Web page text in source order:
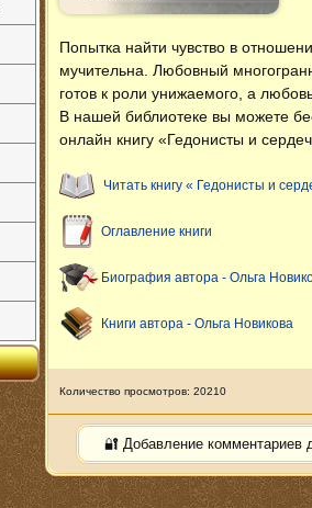
Попытка найти чувство в
мучительна. Любовный
готов к роли унижаемого, а
В нашей библиотеке вы можете
онлайн книгу «Гедонисты и
Читать книгу « Гедонисты и
Оглавление книги
Биография автора - Ольга
Книги автора - Ольга Новикова
Количество просмотров: 20210
🔐 Добавление комментариев